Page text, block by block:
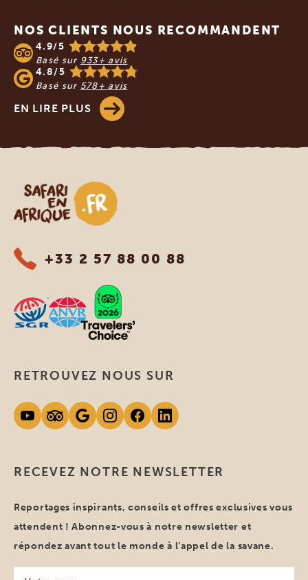
NOS CLIENTS NOUS RECOMMANDENT
4.9/5
Basé sur 933+ avis
4.8/5
Basé sur 578+ avis
EN LIRE PLUS
Safari en Afrique
+33 2 57 88 00 88
RECEVEZ NOTRE NEWSLETTER
Reportages inspirants, conseils et offres exclusives vous
attendent ! Abonnez-vous à notre newsletter et
répondez avant tout le monde à l’appel de la savane.
RETROUVEZ NOUS SUR